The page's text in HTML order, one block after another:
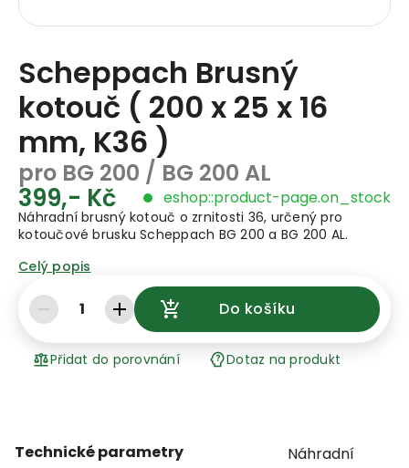
Scheppach Brusný
kotouč ( 200 x 25 x 16
mm, K36 )
pro BG 200 / BG 200 AL
399,- Kč eshop::product-page.on_stock
Náhradní brusný kotouč o zrnitosti 36, určený pro
kotoučové brusku Scheppach BG 200 a BG 200 AL.
Celý popis
1 Do košíku
Přidat do porovnání Dotaz na produkt
Technické parametry
Náhradní